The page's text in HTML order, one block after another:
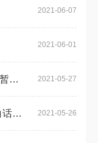
2021-06-07
2021-06-01
2021-05-27
关于大钊阅览室5月29日（周六）暂停开放的通知
2021-05-26
【北配楼讲座】汉语现代书写：白话与文言的"合谋"